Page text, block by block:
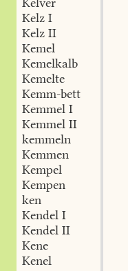
Kelz I
Kelz II
Kemel
Kemelkalb
Kemelte
Kemm-bett
Kemmel I
Kemmel II
kemmeln
Kemmen
Kempel
Kempen
ken
Kendel I
Kendel II
Kene
Kenel